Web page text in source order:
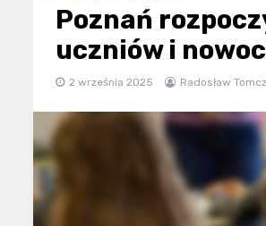
Poznań
uczniów i
2 września 2025 Radosław